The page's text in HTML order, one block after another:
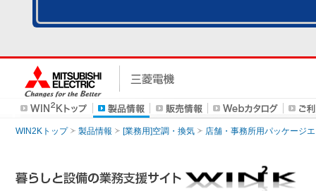
WIN2Kトップ 製品情報 [業務用]空調・換気 店舗・事務所用パッケージ